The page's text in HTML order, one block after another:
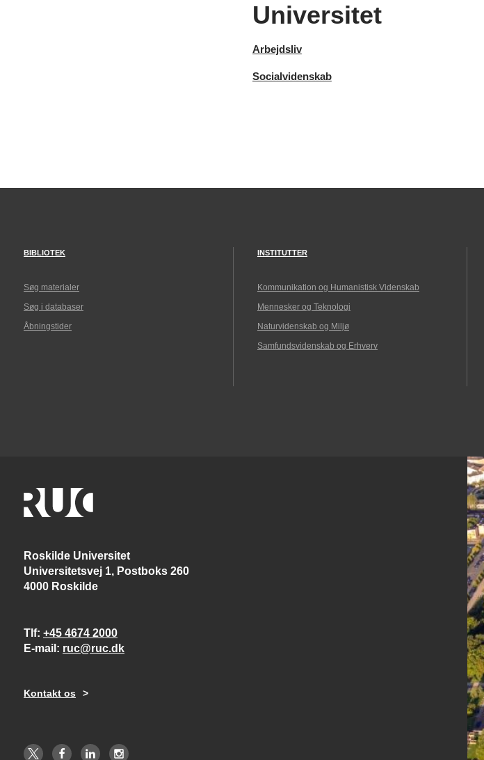
Universitet
Arbejdsliv
Socialvidenskab
BIBLIOTEK
Søg materialer
Søg i databaser
Åbningstider
INSTITUTTER
Kommunikation og Humanistisk Videnskab
Mennesker og Teknologi
Naturvidenskab og Miljø
Samfundsvidenskab og Erhverv
Roskilde Universitet
Universitetsvej 1, Postboks 260
4000 Roskilde
Tlf +45 4674 2000
E-mail
ruc@ruc.dk
Kontakt os